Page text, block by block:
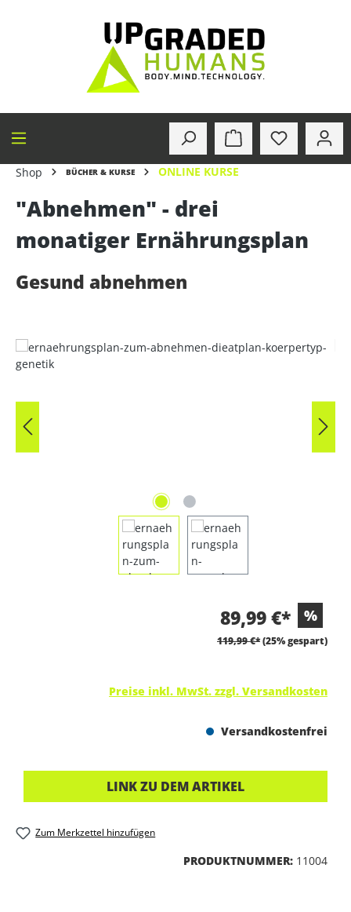
Shop BÜCHER & KURSE ONLINE KURSE
"Abnehmen" - drei
monatiger Ernährungsplan
Gesund abnehmen
Bildergalerie überspringen
89,99 €* %
119,99 €*(25% gespart)
Preise inkl. MwSt. zzgl. Versandkosten
Versandkostenfrei
LINK ZU DEM ARTIKEL
Zum Merkzettel hinzufügen
PRODUKTNUMMER: 11004